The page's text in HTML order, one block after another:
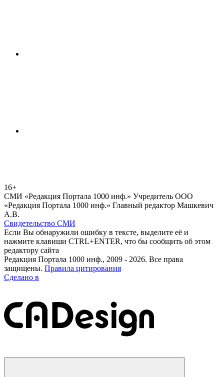
16+
СМИ «Редакция Портала 1000 инф.» Учредитель ООО
«Редакция Портала 1000 инф.» Главный редактор Машкевич
А.В.
Свидетельство СМИ
Если Вы обнаружили ошибку в тексте, выделите её и
нажмите клавиши CTRL+ENTER, что бы сообщить об этом
редактору сайта
Редакция Портала 1000 инф., 2009 - 2026. Все права
защищены. Правила цитирования
Сделано в